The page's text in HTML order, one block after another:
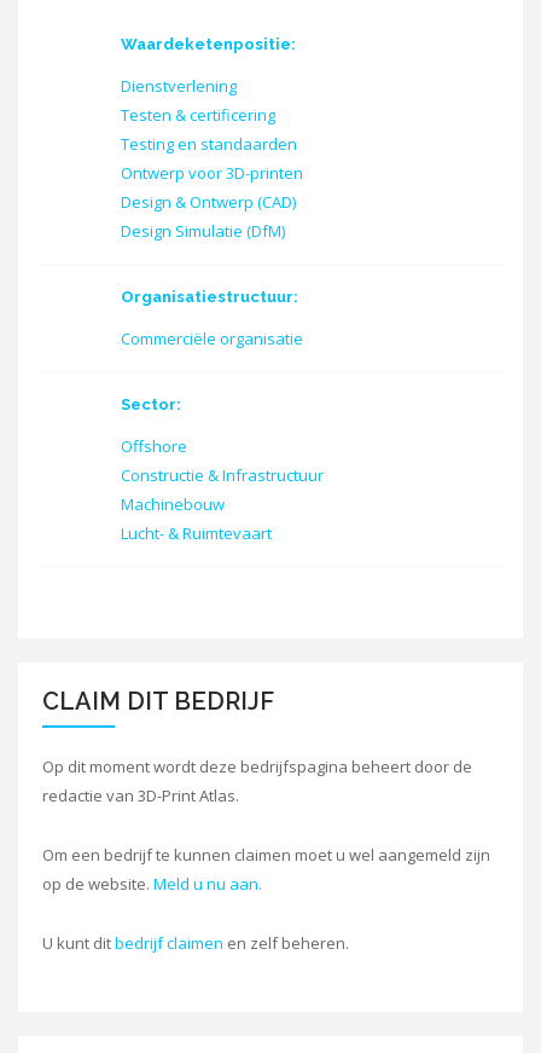
Waardeketenpositie:
Dienstverlening
Testen & certificering
Testing en standaarden
Ontwerp voor 3D-printen
Design & Ontwerp (CAD)
Design Simulatie (DfM)
Organisatiestructuur:
Commerciële organisatie
Sector:
Offshore
Constructie & Infrastructuur
Machinebouw
Lucht- & Ruimtevaart
CLAIM DIT BEDRIJF
Op dit moment wordt deze bedrijfspagina beheert door de
redactie van 3D-Print Atlas.
Om een bedrijf te kunnen claimen moet u wel aangemeld zijn
op de website. Meld u nu aan.
U kunt ditbedrijf claimen en zelf beheren.